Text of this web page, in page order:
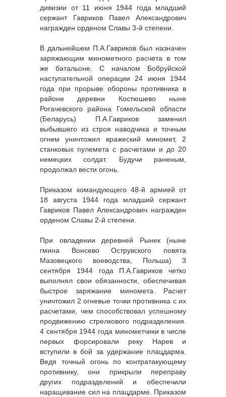
дивизии от 11 июня 1944 года младший
сержант Гавриков Павел Александрович
награжден орденом Славы 3-й степени.
В дальнейшем П.А.Гавриков был назначен
заряжающим минометного расчета в том
же батальоне. С началом Бобруйской
наступательной операции 24 июня 1944
года при прорыве обороны противника в
районе деревни Костюшево ныне
Рогачевского района Гомельской области
(Беларусь) П.А.Гавриков заменил
выбывшего из строя наводчика и точным
огнем уничтожил вражеский миномет, 2
станковых пулемета с расчетами и до 20
немецких солдат. Будучи раненым,
продолжал вести огонь.
Приказом командующего 48-й армией от
18 августа 1944 года младший сержант
Гавриков Павел Александрович награжден
орденом Славы 2-й степени.
При овладении деревней Рынек (ныне
гмина Вонсево Острувского повята
Мазовецкого воеводства, Польша) 3
сентября 1944 года П.А.Гавриков четко
выполнял свои обязанности, обеспечивая
быстрое заряжание миномета. Расчет
уничтожил 2 огневые точки противника с их
расчетами, чем способствовал успешному
продвижению стрелкового подразделения.
4 сентября 1944 года минометчики в числе
первых форсировали реку Нарев и
вступили в бой за удержание плацдарма.
Ведя точный огонь по контратакующему
противнику, они прикрыли переправу
других подразделений и обеспечили
наращивание сил на плацдарме. Приказом